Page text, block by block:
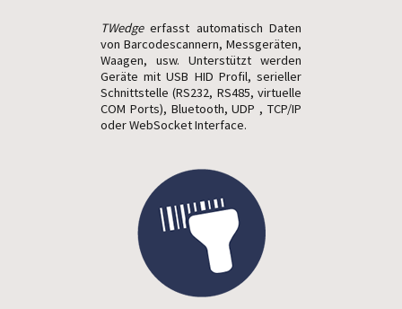
TWedgeerfasst automatisch Daten
von Barcode­scannern, Mess­ge­räten,
Waagen, usw. Unterstützt werden
Geräte mit USB HID Profil, serieller
Schnittstelle (RS232, RS485, virtuelle
COM Ports), Bluetooth, UDP , TCP/IP
oder WebSocket Interface.